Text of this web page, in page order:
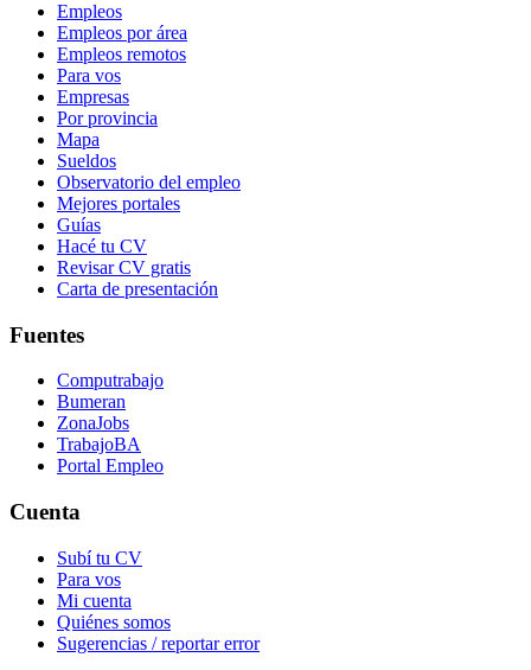
Empleos
Empleos por área
Empleos remotos
Para vos
Empresas
Por provincia
Mapa
Sueldos
Observatorio del empleo
Mejores portales
Guías
Hacé tu CV
Revisar CV gratis
Carta de presentación
Fuentes
Computrabajo
Bumeran
ZonaJobs
TrabajoBA
Portal Empleo
Cuenta
Subí tu CV
Para vos
Mi cuenta
Quiénes somos
Sugerencias / reportar error